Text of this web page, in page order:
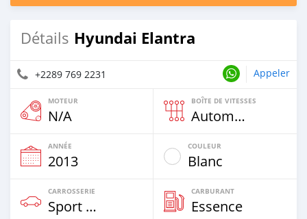
Détails Hyundai Elantra
+2289 769 2231 Appeler
MOTEUR
N/A
BOÎTE DE VITESSES
Automatique
ANNÉE
2013
COULEUR
Blanc
CARROSSERIE
Sport Car
CARBURANT
Essence